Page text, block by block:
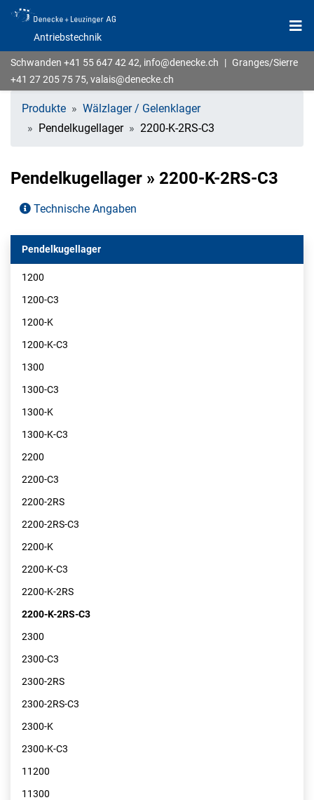
Antriebstechnik
Schwanden +41 55 647 42 42, info@denecke.ch | Granges/Sierre
+41 27 205 75 75, valais@denecke.ch
Produkte
Wälzlager / Gelenklager
Pendelkugellager
2200-K-2RS-C3
Pendelkugellager » 2200-K-2RS-C3
Technische Angaben
Pendelkugellager
1200
1200-C3
1200-K
1200-K-C3
1300
1300-C3
1300-K
1300-K-C3
2200
2200-C3
2200-2RS
2200-2RS-C3
2200-K
2200-K-C3
2200-K-2RS
2200-K-2RS-C3
2300
2300-C3
2300-2RS
2300-2RS-C3
2300-K
2300-K-C3
11200
11300